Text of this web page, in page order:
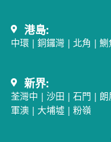
港島:
中環| 銅鑼灣 | 北角 | 鰂
新界:
荃灣中 | 沙田 | 石門 |
軍澳| 大埔墟| 粉嶺